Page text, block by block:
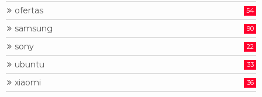
ofertas 54
samsung 90
sony 22
ubuntu 33
xiaomi 36